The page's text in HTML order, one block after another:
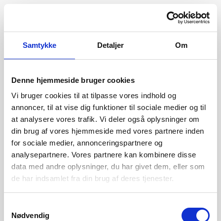
Samtykke Detaljer Om
Denne hjemmeside bruger cookies
Vi bruger cookies til at tilpasse vores indhold og
annoncer, til at vise dig funktioner til sociale medier og til
at analysere vores trafik. Vi deler også oplysninger om
din brug af vores hjemmeside med vores partnere inden
for sociale medier, annonceringspartnere og
analysepartnere. Vores partnere kan kombinere disse
data med andre oplysninger, du har givet dem, eller som
de har indsamlet fra din brug af deres tjenester.
Nødvendig
404